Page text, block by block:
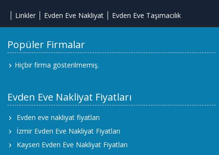
Linkler Evden Eve Nakliyat Evden Eve Taşımacılık
Popüler Firmalar
Hiçbir firma gösterilmemiş.
Evden Eve Nakliyat Fiyatları
Evden eve nakliyat fiyatları
İzmir Evden Eve Nakliyat Fiyatları
Kayseri Evden Eve Nakliyat Fiyatları